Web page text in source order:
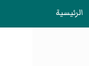
الرئيسية